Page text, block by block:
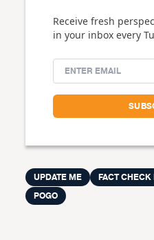
Receive fresh
in your inbox every
UPDATE ME FACT
POGO